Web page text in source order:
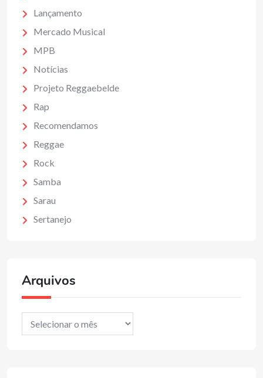
Lançamento
Mercado Musical
MPB
Notícias
Projeto Reggaebelde
Rap
Recomendamos
Reggae
Rock
Samba
Sarau
Sertanejo
Arquivos
Arquivos